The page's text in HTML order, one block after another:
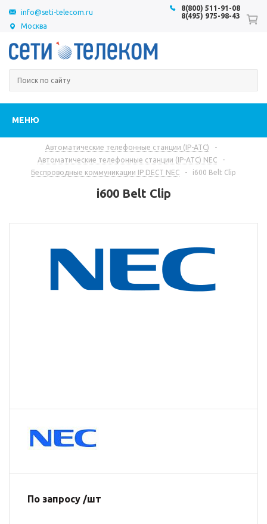
Москва
8(800) 511-91-08
8(495) 975-98-43
info@seti-telecom.ru
МЕНЮ
Автоматические телефонные станции (IP-АТС)
-
Автоматические телефонные станции (IP-АТС) NEC
-
Беспроводные коммуникации IP DECT NEC
- i600 Belt Clip
i600 Belt Clip
По запросу /шт